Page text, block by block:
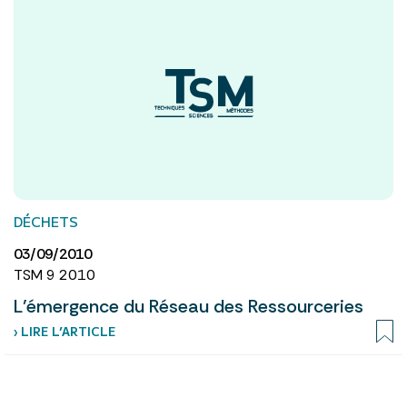
DÉCHETS
03/09/2010
TSM 9 2010
L’émergence du Réseau des Ressourceries
› LIRE L’ARTICLE